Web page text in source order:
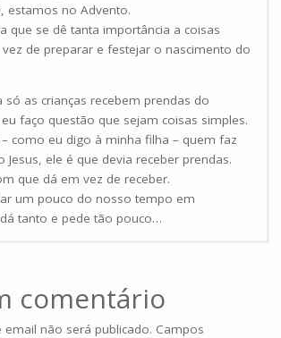
estamos no Advento.
que se dê tanta importância a coisas
de preparar e festejar o nascimento do
só as crianças recebem prendas do
faço questão que sejam coisas simples.
como eu digo à minha filha – quem faz
Jesus, ele é que devia receber prendas.
que dá em vez de receber.
um pouco do nosso tempo em
tanto e pede tão pouco…
comentário
email não será publicado. Campos